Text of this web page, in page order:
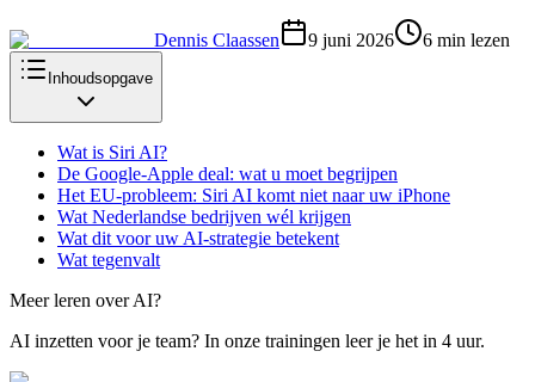
Dennis Claassen 9 juni 2026 6 min lezen
Inhoudsopgave
Wat is Siri AI?
De Google-Apple deal: wat u moet begrijpen
Het EU-probleem: Siri AI komt niet naar uw iPhone
Wat Nederlandse bedrijven wél krijgen
Wat dit voor uw AI-strategie betekent
Wat tegenvalt
Meer leren over AI?
AI inzetten voor je team? In onze trainingen leer je het in 4 uur.